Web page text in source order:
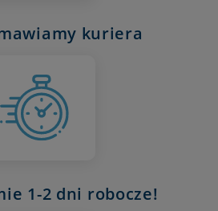
kuriera
1-2 dni robocze!